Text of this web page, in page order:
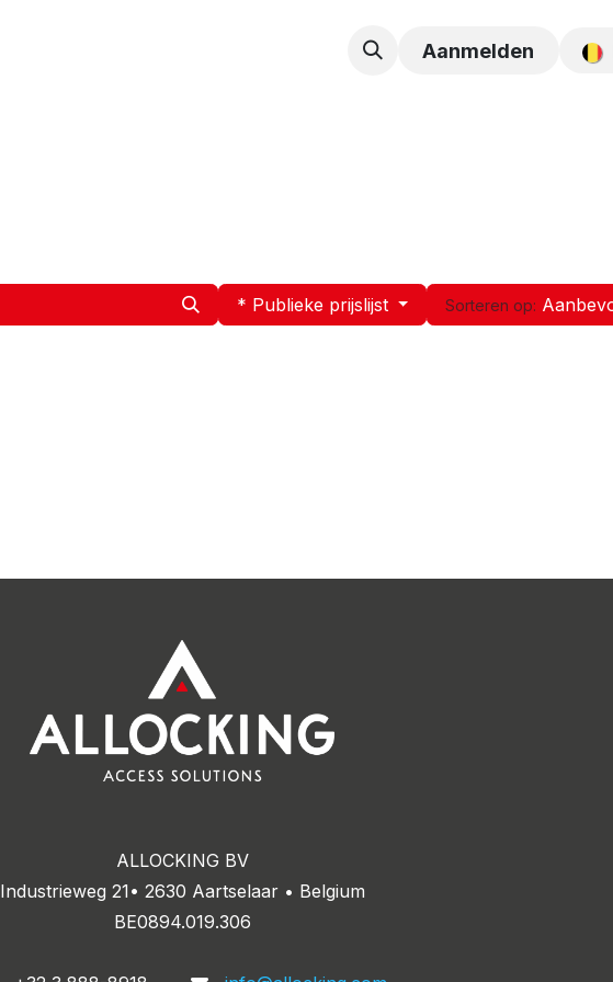
Vacatures Contact
Aanmelden
* Publieke prijslijst Sorteren op:
ALLOCKING BV
Industrieweg 21• 2630 Aartselaar • Belgium
BE0894.019.306